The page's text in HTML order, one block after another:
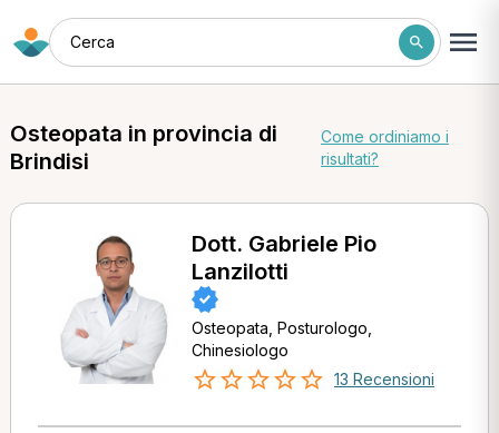
Cerca
Osteopata in provincia di
Brindisi
Come ordiniamo i
risultati?
Dott. Gabriele Pio
Lanzilotti
Osteopata, Posturologo,
Chinesiologo
13 Recensioni